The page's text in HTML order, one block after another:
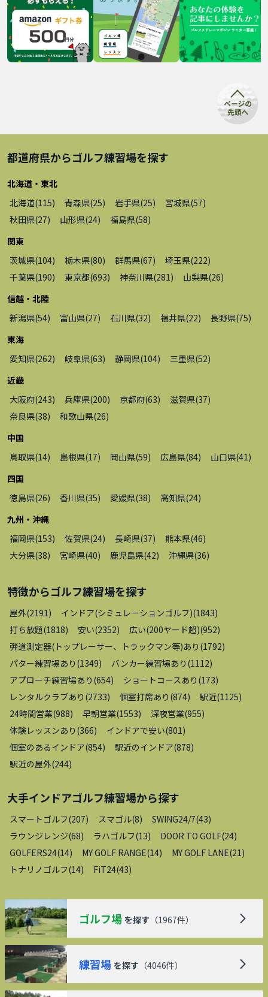
都道府県からゴルフ練習場を探す
北海道・東北
北海道(115) 青森県(25) 岩手県(25) 宮城県(57)
秋田県(27) 山形県(24) 福島県(58)
関東
茨城県(104) 栃木県(80) 群馬県(67) 埼玉県(222)
千葉県(190) 東京都(693) 神奈川県(281) 山梨県(26)
信越・北陸
新潟県(54) 富山県(27) 石川県(32) 福井県(22) 長野県(75)
東海
愛知県(262) 岐阜県(63) 静岡県(104) 三重県(52)
近畿
大阪府(243) 兵庫県(200) 京都府(63) 滋賀県(37)
奈良県(38) 和歌山県(26)
中国
鳥取県(14) 島根県(17) 岡山県(59) 広島県(84) 山口県(41)
四国
徳島県(26) 香川県(35) 愛媛県(38) 高知県(24)
九州・沖縄
福岡県(153) 佐賀県(24) 長崎県(37) 熊本県(46)
大分県(38) 宮崎県(40) 鹿児島県(42) 沖縄県(36)
特徴からゴルフ練習場を探す
屋外(2191) インドア(シミュレーションゴルフ)(1843)
打ち放題(1818) 安い(2352) 広い(200ヤード超)(952)
弾道測定器(トップレーサー、トラックマン等)あり (1792)
パター練習場あり (1349) バンカー練習場あり (1112)
アプローチ練習場あり (654) ショートコースあり (173)
レンタルクラブあり (2733) 個室打席あり (874) 駅近(1125)
24時間営業(988) 早朝営業(1553) 深夜営業(955)
体験レッスンあり (366) インドアで安い(801)
個室のあるインドア(854) 駅近のインドア(878)
駅近の屋外(244)
大手インドアゴルフ練習場から探す
スマートゴルフ(207) スマゴル(8) SWING24/7(43)
ラウンジレンジ(68) ラハゴルフ(13) DOOR TO GOLF(24)
GOLFERS24(14) MY GOLF RANGE(14) MY GOLF LANE(21)
トナリノゴルフ(14) FiT24(43)
ゴルフ場 を探す （1967件）
練習場 を探す （4046件）